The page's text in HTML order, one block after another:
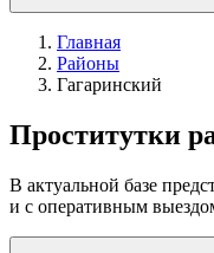
Главная
Районы
Гагаринский
Проститутки
В актуальной базе
и с оперативным